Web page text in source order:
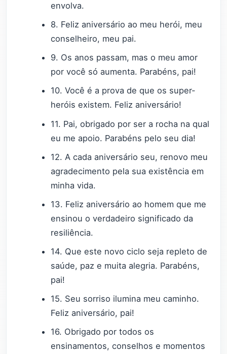
envolva.
8. Feliz aniversário ao meu herói, meu
conselheiro, meu pai.
9. Os anos passam, mas o meu amor
por você só aumenta. Parabéns, pai!
10. Você é a prova de que os super-
heróis existem. Feliz aniversário!
11. Pai, obrigado por ser a rocha na qual
eu me apoio. Parabéns pelo seu dia!
12. A cada aniversário seu, renovo meu
agradecimento pela sua existência em
minha vida.
13. Feliz aniversário ao homem que me
ensinou o verdadeiro significado da
resiliência.
14. Que este novo ciclo seja repleto de
saúde, paz e muita alegria. Parabéns,
pai!
15. Seu sorriso ilumina meu caminho.
Feliz aniversário, pai!
16. Obrigado por todos os
ensinamentos, conselhos e momentos